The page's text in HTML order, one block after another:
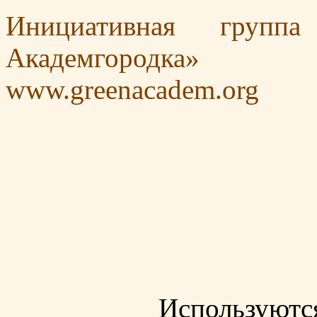
Инициативная
Академгородка»
www.greenacadem.org